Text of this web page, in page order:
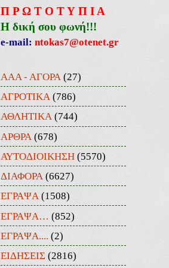
Π Ρ Ω Τ Ο Τ Υ Π Ι Α
Η δική σου φωνή!!!
e-mail: ntokas7@otenet.gr
ΑΑΑ - ΑΓΟΡΑ (27)
ΑΓΡΟΤΙΚΑ (786)
ΑΘΛΗΤΙΚΑ (744)
ΑΡΘΡΑ (678)
ΑΥΤΟΔΙΟΙΚΗΣΗ (5570)
ΔΙΑΦΟΡΑ (6627)
ΕΓΡΑΨΑ (1508)
ΕΓΡΑΨΑ… (852)
ΕΓΡΑΨΑ.... (2)
ΕΙΔΗΣΕΙΣ (2816)